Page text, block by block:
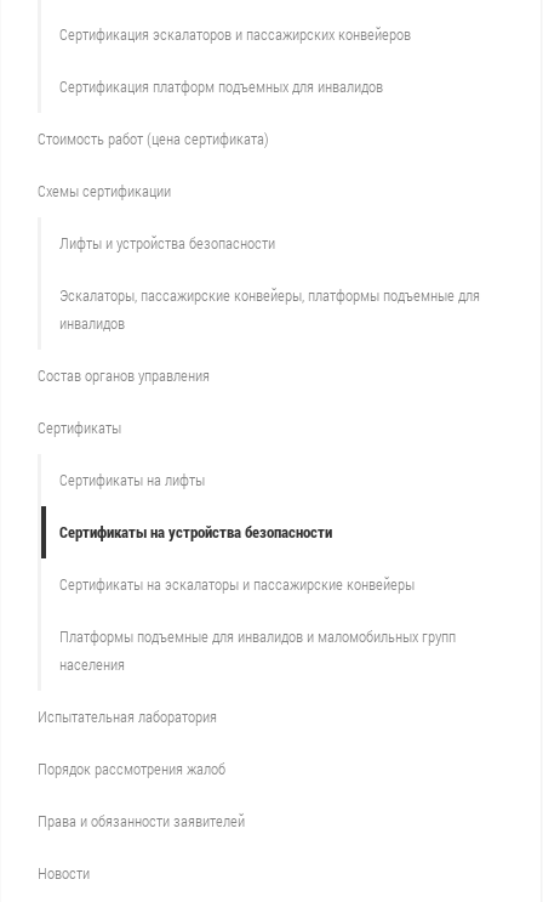
Сертификация эскалаторов и пассажирских конвейеров
Сертификация платформ подъемных для инвалидов
Стоимость работ (цена сертификата)
Схемы сертификации
Лифты и устройства безопасности
Эскалаторы, пассажирские конвейеры, платформы подъемные для
инвалидов
Состав органов управления
Сертификаты
Сертификаты на лифты
Сертификаты на устройства безопасности
Сертификаты на эскалаторы и пассажирские конвейеры
Платформы подъемные для инвалидов и маломобильных групп
населения
Испытательная лаборатория
Порядок рассмотрения жалоб
Права и обязанности заявителей
Новости